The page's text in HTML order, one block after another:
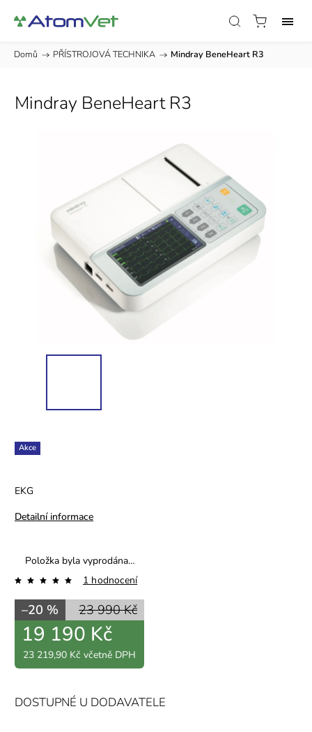
Domů / PŘÍSTROJOVÁ TECHNIKA / Mindray BeneHeart R3
Mindray BeneHeart R3
Akce
EKG
Detailní informace
Položka byla vyprodána…
1 hodnocení
23 990 Kč
–20 %
19 190 Kč
23 219,90 Kč včetně DPH
DOSTUPNÉ U DODAVATELE